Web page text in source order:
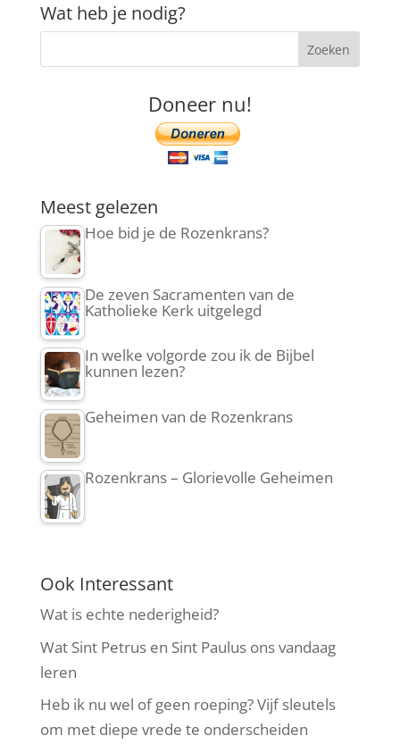
Wat heb je nodig?
Doneer nu!
Meest gelezen
Hoe bid je de Rozenkrans?
De zeven Sacramenten van de
Katholieke Kerk uitgelegd
In welke volgorde zou ik de Bijbel
kunnen lezen?
Geheimen van de Rozenkrans
Rozenkrans – Glorievolle Geheimen
Ook Interessant
Wat is echte nederigheid?
Wat Sint Petrus en Sint Paulus ons vandaag
leren
Heb ik nu wel of geen roeping? Vijf sleutels
om met diepe vrede te onderscheiden